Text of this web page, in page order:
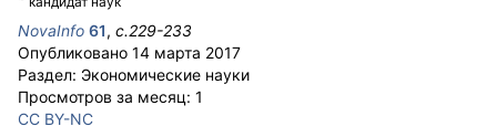
NovaInfo 61, с.229-233
Опубликовано 14 марта 2017
Раздел: Экономические науки
Просмотров за месяц: 1
CC BY-NC